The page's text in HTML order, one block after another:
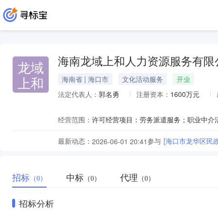
龙域
上和
海南龙域上和人力资源服务有限
海南省 | 海口市 文化活动服务
开业
法定代表人： 郭名勇 注册资本： 1600万元
经营范围：
最新动态： 2026-06-01 20:41参与 [海口市龙华区民
招标 （0） 中标 （0） 代理 （0）
招标分析